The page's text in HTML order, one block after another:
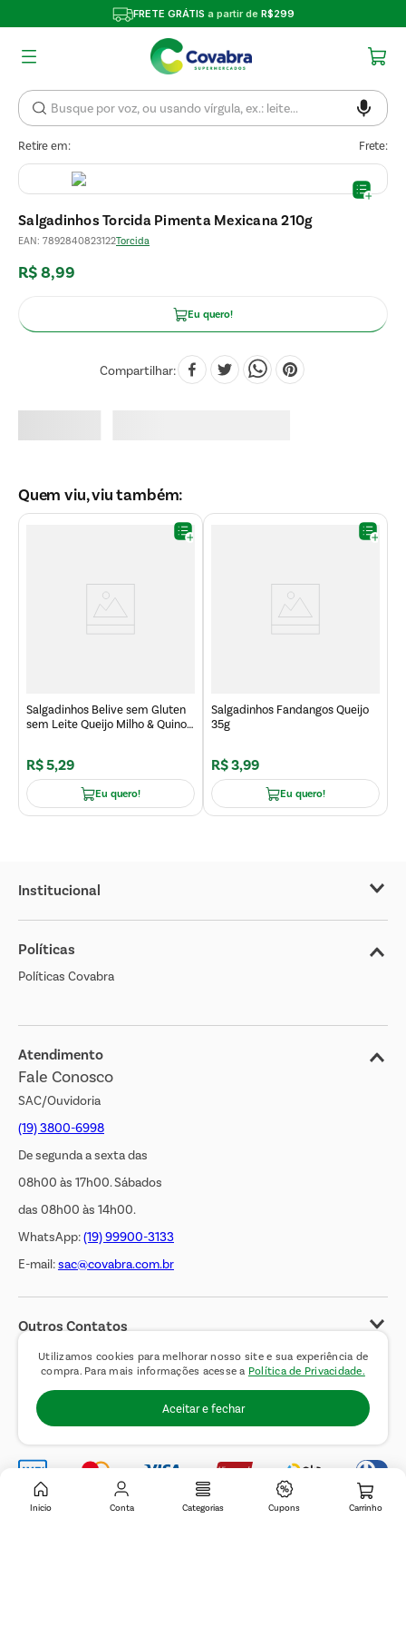
Utilizamos cookies para melhorar nosso site e sua experiência de
compra. Para mais informações acesse a Política de Privacidade.
Aceitar e fechar
FRETE GRÁTIS a partir de R$299
Retire em: Frete:
Inicio Conta Categorias Cupons
Salgadinhos Torcida Pimenta Mexicana 210g
EAN: 7892840823122Torcida
R$8,99
Eu quero!
Compartilhar
Quem viu, viu também:
Salgadinhos Belive sem Gluten
sem Leite Queijo Milho & Quinoa
R$5,29
Eu quero!
Salgadinhos Fandangos Queijo
35g
R$3,99
Eu quero!
Institucional
Sobre o Covabra
Nossas Lojas
Cliente Bem Estar
Jornal de Ofertas
Transparência Salarial
Políticas
Políticas Covabra
Atendimento
Fale Conosco
SAC/Ouvidoria
(19) 3800-6998
De segunda a sexta das
08h00 às 17h00. Sábados
das 08h00 às 14h00.
WhatsApp:(19) 99900-3133
E-mail:sac@covabra.com.br
Outros Contatos
Negócios Imobiliários
Trabalhe Conosco